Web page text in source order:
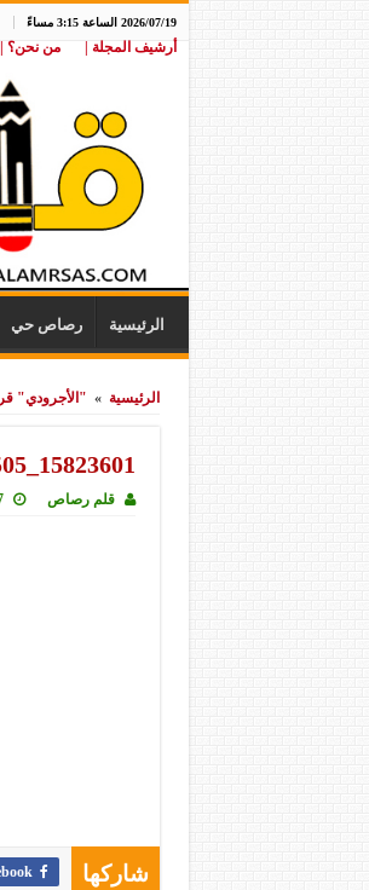
2026/07/19 الساعة 3:15 مساءً
أرشيف المجلة | من نحن؟ |
الرئيسية رصاص حي
الرئيسية » "الأجرودي"
15823601_729572960549505_267694370606218534_n
قلم رصاص
شاركها